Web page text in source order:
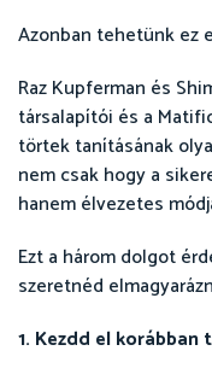
Azonban tehetünk ez
Raz Kupferman és
társalapítói és a
törtek tanításának
nem csak hogy a
hanem élvezetes
Ezt a három dolgot
szeretnéd
1. Kezdd el